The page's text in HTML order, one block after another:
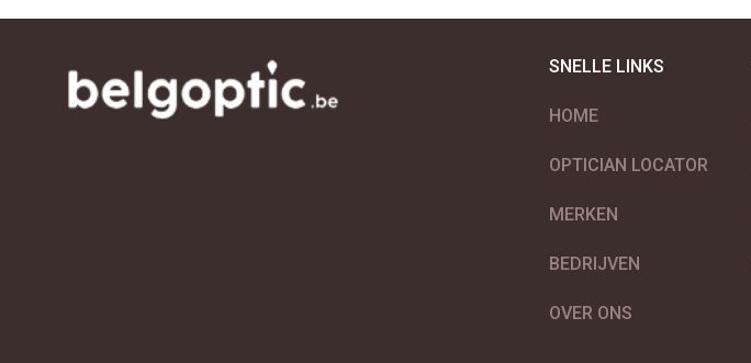
SNELLE LINKS
HOME
OPTICIAN LOCATOR
MERKEN
BEDRIJVEN
OVER ONS